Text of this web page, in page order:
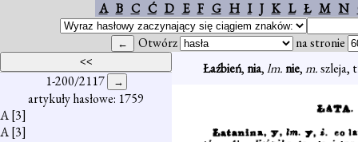
A B C Ć D E F G H I J K L Ł M N
Otwórz na stronie
1-200/2117
artykuły hasłowe: 1759
A[3]
A[3]
Łaźbień,nia,lm.nie,m.szleja,